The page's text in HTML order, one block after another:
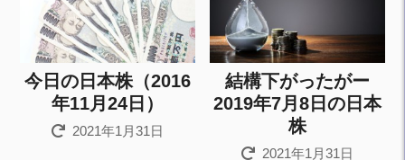
今日の日本株（2016
年11月24日）
2021年1月31日
結構下がったがー
2019年7月8日の日本
株
2021年1月31日